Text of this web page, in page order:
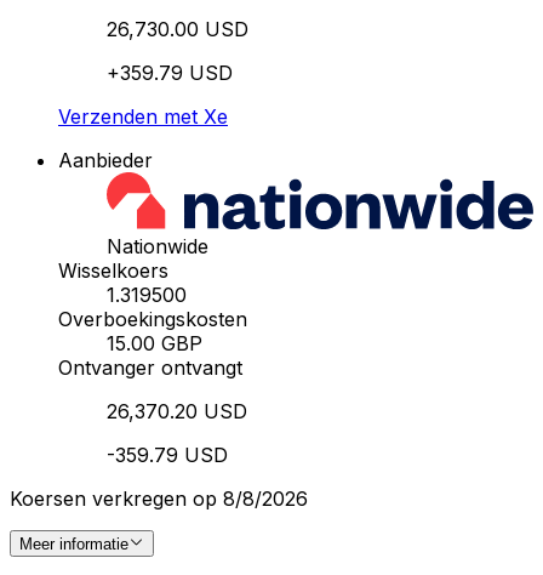
26,730.00 USD
+359.79 USD
Verzenden met Xe
Aanbieder
Nationwide
Wisselkoers
1.319500
Overboekingskosten
15.00 GBP
Ontvanger ontvangt
26,370.20 USD
-359.79 USD
Koersen verkregen op 8/8/2026
Meer informatie